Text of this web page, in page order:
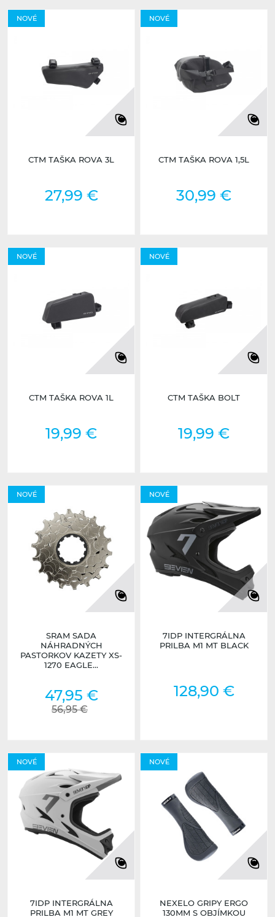
NOVÉ
CTM TAŠKA ROVA 3L
27,99 €
NOVÉ
CTM TAŠKA ROVA 1,5L
30,99 €
NOVÉ
CTM TAŠKA ROVA 1L
19,99 €
NOVÉ
CTM TAŠKA BOLT
19,99 €
NOVÉ
SRAM SADA
NÁHRADNÝCH
PASTORKOV KAZETY XS-
1270 EAGLE...
47,95 €
56,95 €
NOVÉ
7IDP INTERGRÁLNA
PRILBA M1 MT BLACK
128,90 €
NOVÉ
7IDP INTERGRÁLNA
PRILBA M1 MT GREY
NOVÉ
NEXELO GRIPY ERGO
130MM S OBJÍMKOU